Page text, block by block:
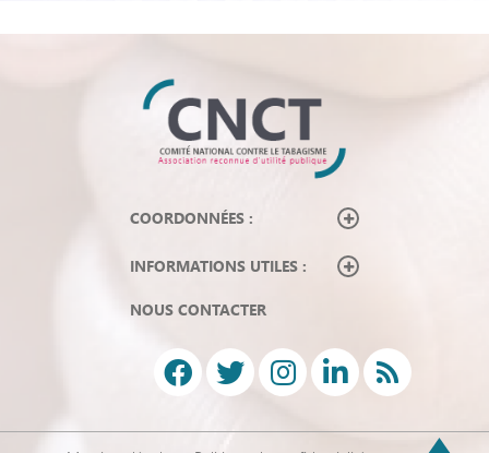
COORDONNÉES :
INFORMATIONS UTILES :
NOUS CONTACTER